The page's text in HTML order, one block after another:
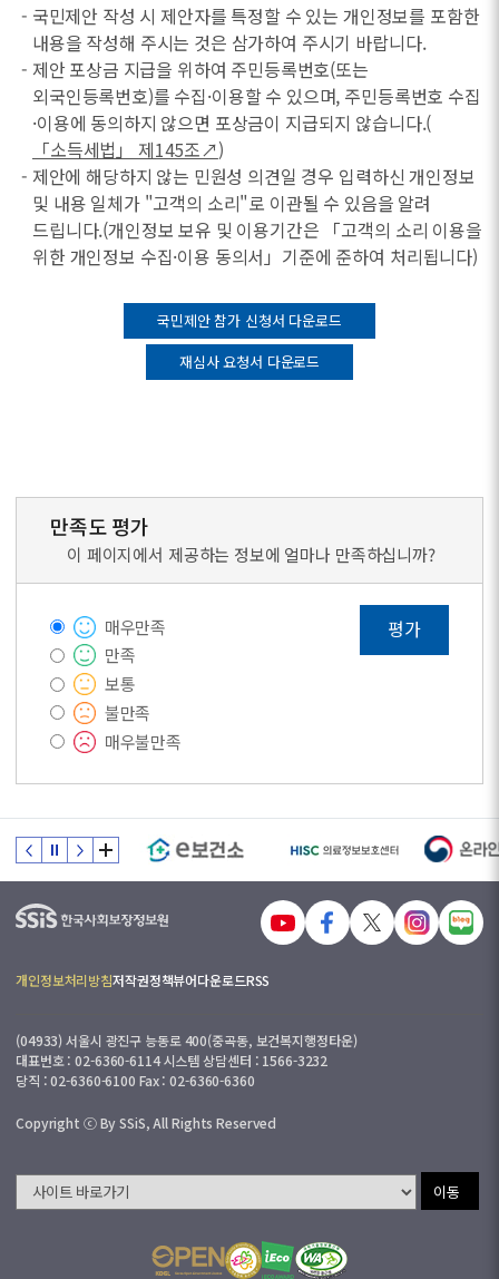
- 국민제안 작성 시 제안자를 특정할 수 있는 개인정보를 포함한
내용을 작성해 주시는 것은 삼가하여 주시기 바랍니다.
- 제안 포상금 지급을 위하여 주민등록번호(또는
외국인등록번호)를 수집·이용할 수 있으며, 주민등록번호 수집
·이용에 동의하지 않으면 포상금이 지급되지 않습니다.(
「소득세법」 제145조↗)
- 제안에 해당하지 않는 민원성 의견일 경우 입력하신 개인정보
및 내용 일체가 "고객의 소리"로 이관될 수 있음을 알려
드립니다.(개인정보 보유 및 이용기간은 「고객의 소리 이용을
위한 개인정보 수집·이용 동의서」기준에 준하여 처리됩니다)
국민제안 참가 신청서 다운로드
재심사 요청서 다운로드
만족도 평가
이 페이지에서 제공하는 정보에 얼마나 만족하십니까?
매우만족
만족
보통
불만족
매우불만족
평가
개인정보처리방침저작권정책뷰어다운로드RSS
(04933) 서울시 광진구 능동로 400(중곡동, 보건복지행정타운)
대표번호 : 02-6360-6114 시스템 상담센터 : 1566-3232
당직 : 02-6360-6100 Fax : 02-6360-6360
Copyright ⓒ By SSiS, All Rights Reserved
이동